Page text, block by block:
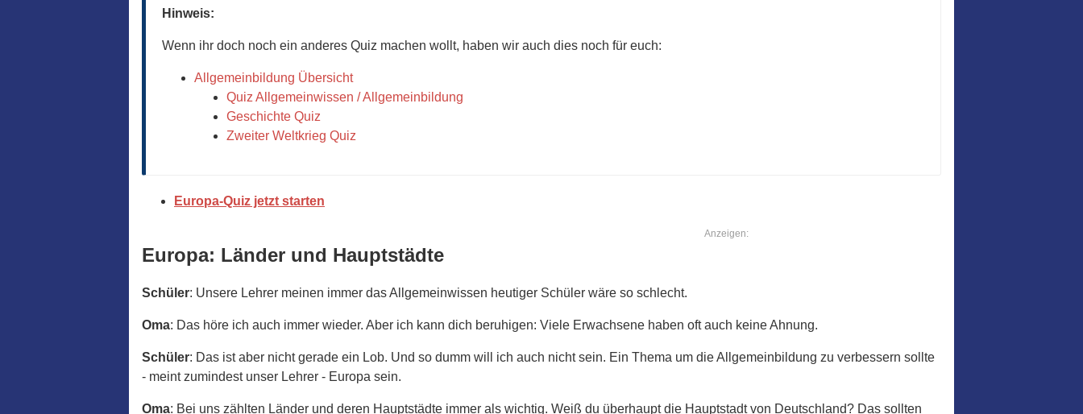
Hinweis:
Wenn ihr doch noch ein anderes Quiz machen wollt, haben wir auch dies noch für euch:
Allgemeinbildung Übersicht
Quiz Allgemeinwissen / Allgemeinbildung
Geschichte Quiz
Zweiter Weltkrieg Quiz
Europa-Quiz jetzt starten
Anzeigen:
Europa: Länder und Hauptstädte
Schüler: Unsere Lehrer meinen immer das Allgemeinwissen heutiger Schüler wäre so schlecht.
Oma: Das höre ich auch immer wieder. Aber ich kann dich beruhigen: Viele Erwachsene haben oft auch keine Ahnung.
Schüler: Das ist aber nicht gerade ein Lob. Und so dumm will ich auch nicht sein. Ein Thema um die Allgemeinbildung zu verbessern sollte
- meint zumindest unser Lehrer - Europa sein.
Oma: Bei uns zählten Länder und deren Hauptstädte immer als wichtig. Weiß du überhaupt die Hauptstadt von Deutschland? Das sollten